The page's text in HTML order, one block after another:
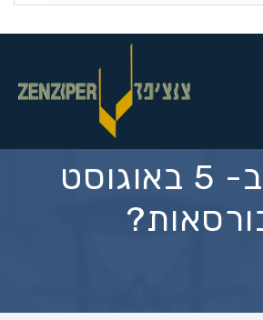
מה קרה ב- 5 באוגוסט